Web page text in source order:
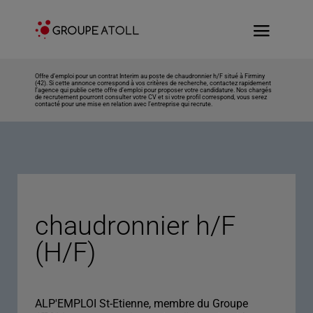
Offre d’emploi pour un contrat Interim au poste de chaudronnier h/F situé à Firminy
(42). Si cette annonce correspond à vos critères de recherche, contactez rapidement
l’agence qui publie cette offre d’emploi pour proposer votre candidature. Nos chargés
de recrutement pourront consulter votre CV et si votre profil correspond, vous serez
contacté pour une mise en relation avec l’entreprise qui recrute.
chaudronnier h/F
(H/F)
ALP'EMPLOI St-Etienne, membre du Groupe